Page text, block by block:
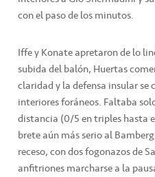
con el paso de los minutos.
Iffe y Konate apretaron de lo
subida del balón, Huertas
claridad y la defensa insular se
interiores foráneos. Faltaba
distancia (0/5 en triples hasta
brete aún más serio al
receso, con dos fogonazos de
anfitriones marcharse a la